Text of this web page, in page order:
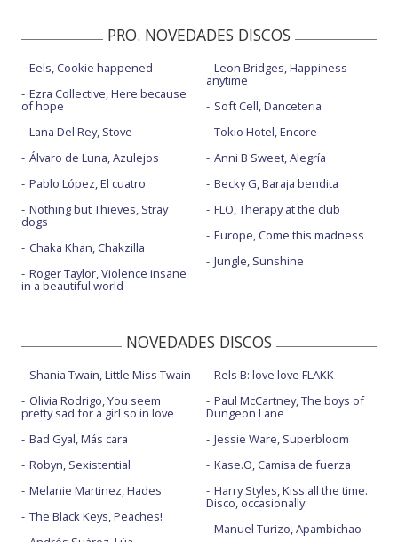
PRO. NOVEDADES DISCOS
Eels, Cookie happened
Ezra Collective, Here because
of hope
Lana Del Rey, Stove
Álvaro de Luna, Azulejos
Pablo López, El cuatro
Nothing but Thieves, Stray
dogs
Chaka Khan, Chakzilla
Roger Taylor, Violence insane
in a beautiful world
Leon Bridges, Happiness
anytime
Soft Cell, Danceteria
Tokio Hotel, Encore
Anni B Sweet, Alegría
Becky G, Baraja bendita
FLO, Therapy at the club
Europe, Come this madness
Jungle, Sunshine
NOVEDADES DISCOS
Shania Twain, Little Miss Twain
Olivia Rodrigo, You seem
pretty sad for a girl so in love
Bad Gyal, Más cara
Robyn, Sexistential
Melanie Martinez, Hades
The Black Keys, Peaches!
Rels B: love love FLAKK
Paul McCartney, The boys of
Dungeon Lane
Jessie Ware, Superbloom
Kase.O, Camisa de fuerza
Harry Styles, Kiss all the time.
Disco, occasionally.
Manuel Turizo, Apambichao